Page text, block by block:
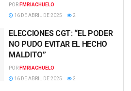
POR FMRIACHUELO
16 DE ABRIL DE 2025
2
ELECCIONES CGT: “EL PODER
NO PUDO EVITAR EL HECHO
MALDITO”
POR FMRIACHUELO
16 DE ABRIL DE 2025
2